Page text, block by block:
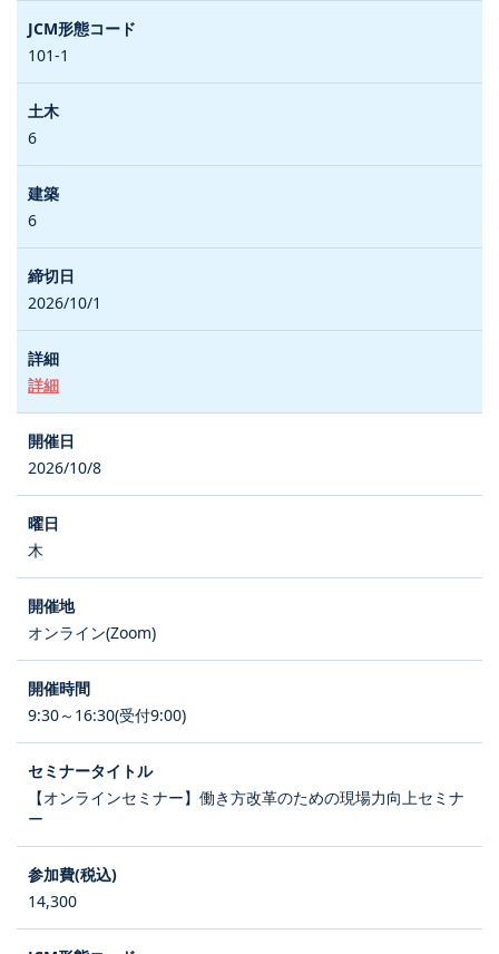
101-1
6
6
2026/10/1
詳細
2026/10/8
木
オンライン(Zoom)
9:30～16:30(受付9:00)
【オンラインセミナー】働き方改革のための現場力向上セミナ
ー
14,300